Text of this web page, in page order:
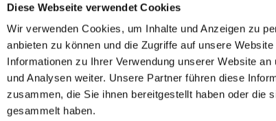
Diese Webseite verwendet Cookies
Wir verwenden Cookies, um Inhalte und Anzeigen zu
anbieten zu können und die Zugriffe auf unsere
Informationen zu Ihrer Verwendung unserer Website
und Analysen weiter. Unsere Partner führen diese
zusammen, die Sie ihnen bereitgestellt haben oder die
gesammelt haben.